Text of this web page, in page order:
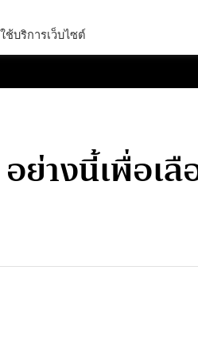
ย่างนี้เพื่อ
ช้บริการเว็บไซต์